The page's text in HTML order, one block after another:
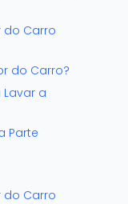
do Carro
do Carro?
a
Parte
do Carro